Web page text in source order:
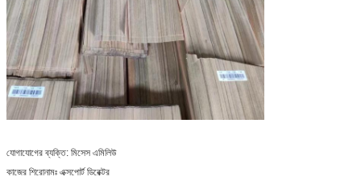
যোগাযোগের ব্যক্তি: মিসেস এমিলিউ
কাজের শিরোনামঃ এক্সপোর্ট ডিরেক্টর